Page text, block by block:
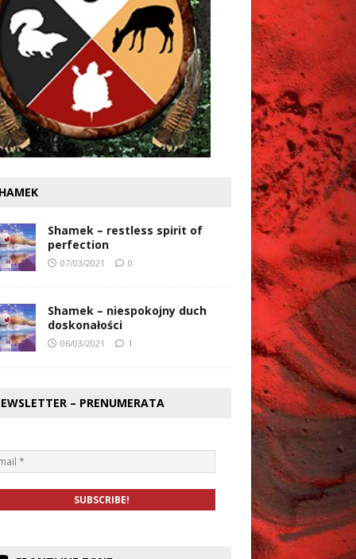
Shamek – restless spirit of
perfection
07/03/2021 0
Shamek – niespokojny duch
doskonałości
06/03/2021 1
– PRENUMERATA